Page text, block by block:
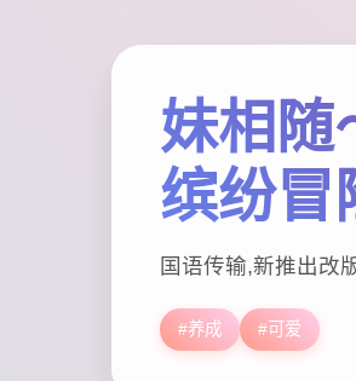
妹相随
缤纷冒
国语传输,新推出改
#养成 #可爱